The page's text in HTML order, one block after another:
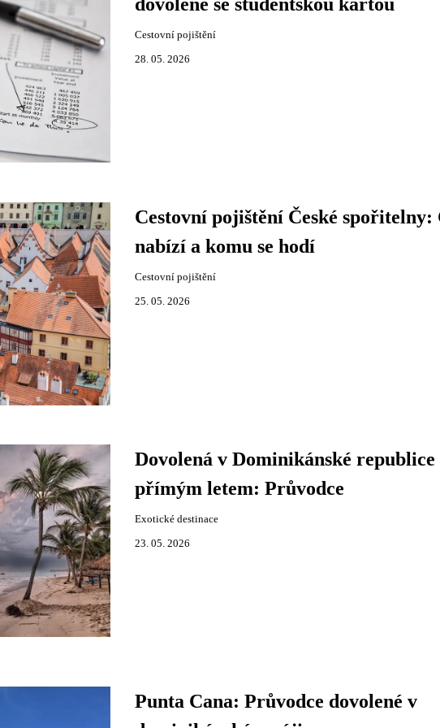
Cestovní pojištění
28. 05. 2026
Cestovní pojištění České spořitelny:
nabízí a komu se hodí
Cestovní pojištění
25. 05. 2026
Dovolená v Dominikánské republice
přímým letem: Průvodce
Exotické destinace
23. 05. 2026
Punta Cana: Průvodce dovolené v